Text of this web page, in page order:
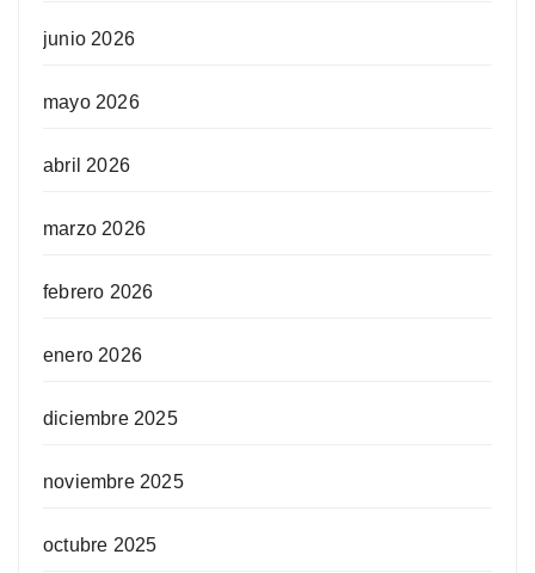
junio 2026
mayo 2026
abril 2026
marzo 2026
febrero 2026
enero 2026
diciembre 2025
noviembre 2025
octubre 2025